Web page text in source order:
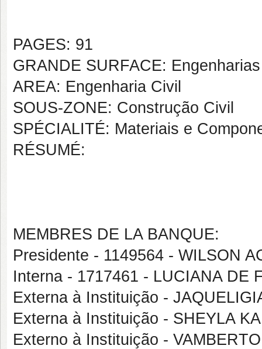
PAGES: 91
GRANDE SURFACE: Engenharias
AREA: Engenharia Civil
SOUS-ZONE: Construção Civil
SPÉCIALITÉ: Materiais e
RÉSUMÉ:
MEMBRES DE LA BANQUE:
Presidente - 1149564 - WILSON
Interna - 1717461 - LUCIANA DE
Externa à Instituição -
Externa à Instituição - SHEYLA
Externo à Instituição -